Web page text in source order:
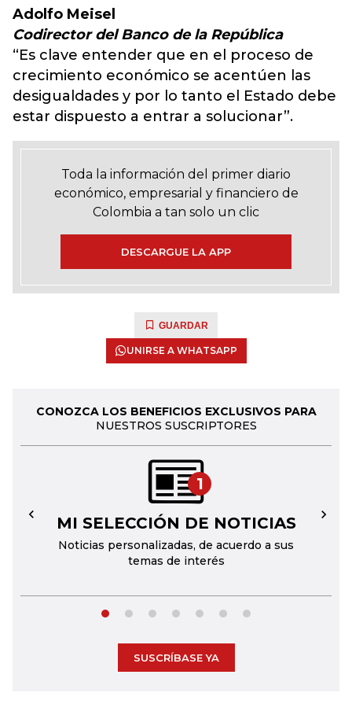
Adolfo Meisel
Codirector del Banco de la República
“Es clave entender que en el proceso de
crecimiento económico se acentúen las
desigualdades y por lo tanto el Estado debe
estar dispuesto a entrar a solucionar”.
Toda la información del primer diario
económico, empresarial y financiero de
Colombia a tan solo un clic
DESCARGUE LA APP
GUARDAR
UNIRSE A WHATSAPP
CONOZCA LOS BENEFICIOS EXCLUSIVOS PARA
NUESTROS SUSCRIPTORES
1
MI SELECCIÓN DE NOTICIAS
Noticias personalizadas, de acuerdo a sus
temas de interés
← →
SUSCRÍBASE YA